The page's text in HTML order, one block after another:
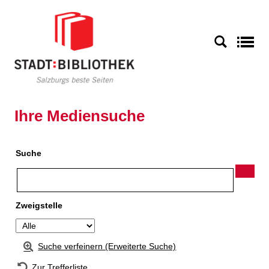
Ihre Mediensuche
Suche
Zweigstelle
Suche verfeinern (Erweiterte Suche)
Zur Trefferliste